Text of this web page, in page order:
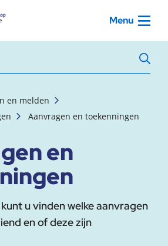
Menu
en melden
Aanvragen en toekenningen
en
u vinden welke aanvragen
en of deze zijn